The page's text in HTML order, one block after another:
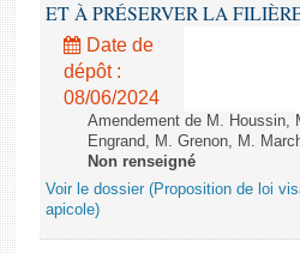
ET À PRÉSERVER LA
Date de
dépôt :
08/06/2024
Amendement de M. Houssin,
Engrand, M. Grenon, M.
Non renseigné
Voir le dossier (Proposition de loi
apicole)